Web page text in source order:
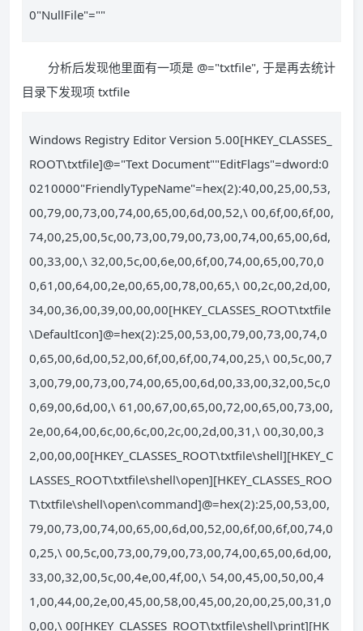
0"NullFile"=""
分析后发现他里面有一项是 @="txtfile", 于是再去统计
目录下发现项 txtfile
Windows Registry Editor Version 5.00[HKEY_CLASSES_
ROOT\txtfile]@="Text Document""EditFlags"=dword:0
0210000"FriendlyTypeName"=hex(2):40,00,25,00,53,
00,79,00,73,00,74,00,65,00,6d,00,52,\ 00,6f,00,6f,00,
74,00,25,00,5c,00,73,00,79,00,73,00,74,00,65,00,6d,
00,33,00,\ 32,00,5c,00,6e,00,6f,00,74,00,65,00,70,0
0,61,00,64,00,2e,00,65,00,78,00,65,\ 00,2c,00,2d,00,
34,00,36,00,39,00,00,00[HKEY_CLASSES_ROOT\txtfile
\DefaultIcon]@=hex(2):25,00,53,00,79,00,73,00,74,0
0,65,00,6d,00,52,00,6f,00,6f,00,74,00,25,\ 00,5c,00,7
3,00,79,00,73,00,74,00,65,00,6d,00,33,00,32,00,5c,0
0,69,00,6d,00,\ 61,00,67,00,65,00,72,00,65,00,73,00,
2e,00,64,00,6c,00,6c,00,2c,00,2d,00,31,\ 00,30,00,3
2,00,00,00[HKEY_CLASSES_ROOT\txtfile\shell][HKEY_C
LASSES_ROOT\txtfile\shell\open][HKEY_CLASSES_ROO
T\txtfile\shell\open\command]@=hex(2):25,00,53,00,
79,00,73,00,74,00,65,00,6d,00,52,00,6f,00,6f,00,74,0
0,25,\ 00,5c,00,73,00,79,00,73,00,74,00,65,00,6d,00,
33,00,32,00,5c,00,4e,00,4f,00,\ 54,00,45,00,50,00,4
1,00,44,00,2e,00,45,00,58,00,45,00,20,00,25,00,31,0
0,00,\ 00[HKEY_CLASSES_ROOT\txtfile\shell\print][HK